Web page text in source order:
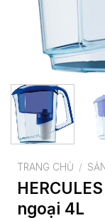
TRANG CHỦ /
ngoại 4L